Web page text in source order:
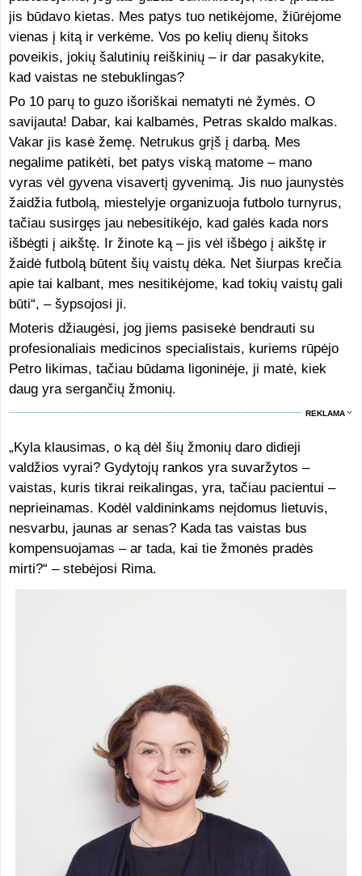
jis būdavo kietas. Mes patys tuo netikėjome, žiūrėjome
vienas į kitą ir verkėme. Vos po kelių dienų šitoks
poveikis, jokių šalutinių reiškinių – ir dar pasakykite,
kad vaistas ne stebuklingas?
Po 10 parų to guzo išoriškai nematyti nė žymės. O
savijauta! Dabar, kai kalbamės, Petras skaldo malkas.
Vakar jis kasė žemę. Netrukus grįš į darbą. Mes
negalime patikėti, bet patys viską matome – mano
vyras vėl gyvena visavertį gyvenimą. Jis nuo jaunystės
žaidžia futbolą, miestelyje organizuoja futbolo turnyrus,
tačiau susirgęs jau nebesitikėjo, kad galės kada nors
išbėgti į aikštę. Ir žinote ką – jis vėl išbėgo į aikštę ir
žaidė futbolą būtent šių vaistų dėka. Net šiurpas krečia
apie tai kalbant, mes nesitikėjome, kad tokių vaistų gali
būti“, – šypsojosi ji.
Moteris džiaugėsi, jog jiems pasisekė bendrauti su
profesionaliais medicinos specialistais, kuriems rūpėjo
Petro likimas, tačiau būdama ligoninėje, ji matė, kiek
daug yra sergančių žmonių.
REKLAMA
„Kyla klausimas, o ką dėl šių žmonių daro didieji
valdžios vyrai? Gydytojų rankos yra suvaržytos –
vaistas, kuris tikrai reikalingas, yra, tačiau pacientui –
neprieinamas. Kodėl valdininkams neįdomus lietuvis,
nesvarbu, jaunas ar senas? Kada tas vaistas bus
kompensuojamas – ar tada, kai tie žmonės pradės
mirti?“ – stebėjosi Rima.